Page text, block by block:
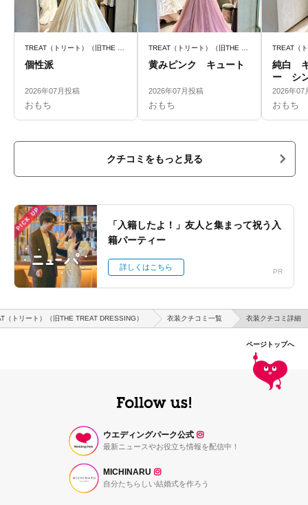
個性派
2026年07月投稿
おもち
黄みピンク キュート
2026年07月投稿
おもち
純白
ー シ
2026年07
おもち
クチコミをもっと見る
PICK UP
PR
「入籍したよ！」友人と集まって祝う入
籍パーティー
詳しくはこちら
（トリート）（旧THE TREAT DRESSING） 衣装クチコミ一覧 衣装クチコミ詳細
ページトップへ
ウエディングパーク公式
最新ニュースやお役立ち情報を配信中！
MICHINARU
自分たちらしい結婚式を作ろう